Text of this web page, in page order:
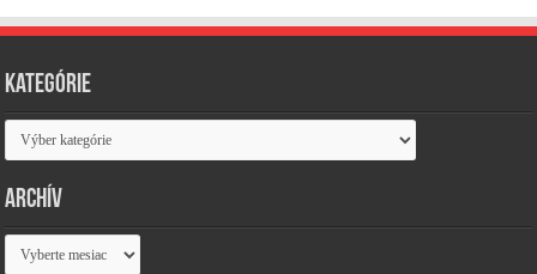
Kategórie
Kategórie
Archív
Archív